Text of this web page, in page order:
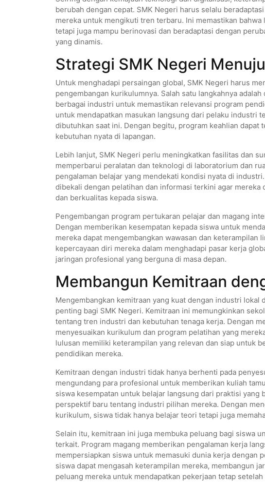
berubah dengan cepat. SMK Negeri harus selalu
mereka untuk mengikuti tren terbaru. Ini memastikan
tetapi juga mampu berinovasi dan beradaptasi dengan
yang dinamis.
Strategi SMK Negeri
Untuk menghadapi persaingan global, SMK Negeri harus
pengembangan kurikulumnya. Salah satu langkahnya
berbagai industri untuk memastikan relevansi program
untuk mendapatkan masukan langsung dari pelaku industri
dibutuhkan saat ini. Dengan begitu, program keahlian dapat
kebutuhan nyata di lapangan.
Lebih lanjut, SMK Negeri perlu meningkatkan fasilitas dan
memperbarui peralatan dan teknologi di laboratorium dan
pengalaman belajar yang mendekati kondisi nyata di
dibekali dengan pelatihan dan informasi terkini agar mereka
dan berkualitas kepada siswa.
Pengembangan program pertukaran pelajar dan magang
Dengan memberikan kesempatan kepada siswa untuk
mereka dapat mengembangkan wawasan dan keterampilan
kepercayaan diri mereka dalam menghadapi pasar kerja
jaringan profesional yang berguna di masa depan.
Membangun Kemitraan
Mengembangkan kemitraan yang kuat dengan industri lokal
penting bagi SMK Negeri. Kemitraan ini memungkinkan
tentang tren industri dan kebutuhan tenaga kerja. Dengan
menyesuaikan kurikulum dan program pelatihan yang
lulusan memiliki keterampilan yang relevan dan siap untuk
pendidikan mereka.
Kemitraan dengan industri tidak hanya berhenti pada
mengundang para profesional untuk memberikan kuliah
siswa kesempatan untuk belajar langsung dari praktisi yang
perspektif baru tentang industri pilihan mereka. Dengan
kurikulum, siswa tidak hanya belajar teori tetapi juga
Selain itu, kemitraan ini juga membuka peluang bagi siswa
terkait. Program magang memberikan pengalaman kerja
mempersiapkan siswa untuk memasuki dunia kerja dengan
siswa dapat mengasah keterampilan mereka, membangun
peluang mereka untuk mendapatkan pekerjaan tetap setelah